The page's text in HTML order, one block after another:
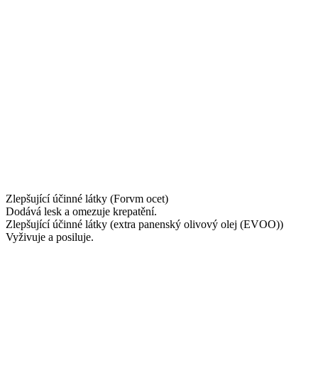
Zlepšující účinné látky (Forvm ocet)
Dodává lesk a omezuje krepatění.
Zlepšující účinné látky (extra panenský olivový olej (EVOO))
Vyživuje a posiluje.